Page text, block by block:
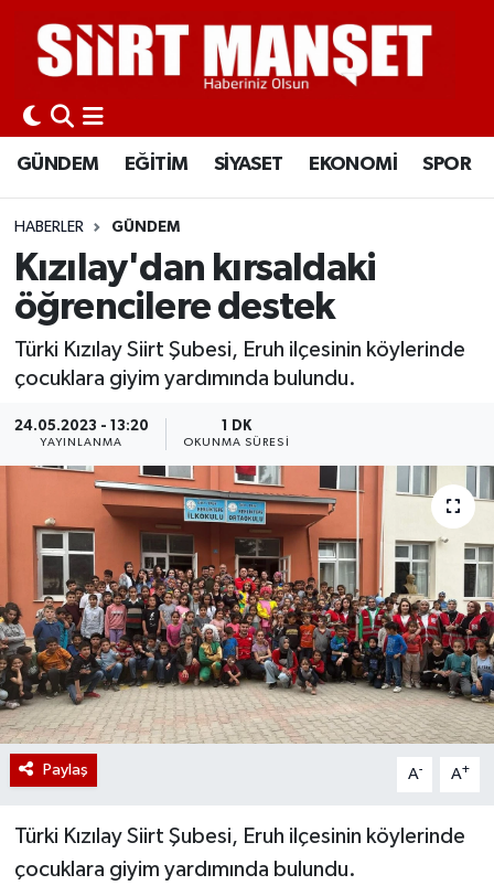
GÜNDEM EĞİTİM SİYASET EKONOMİ SPOR
HABERLER GÜNDEM
Kızılay'dan kırsaldaki
öğrencilere destek
Türki Kızılay Siirt Şubesi, Eruh ilçesinin köylerinde
çocuklara giyim yardımında bulundu.
24.05.2023 - 13:20
YAYINLANMA
1 DK
OKUNMA SÜRESI
Paylaş A- A+
Türki Kızılay Siirt Şubesi, Eruh ilçesinin köylerinde
çocuklara giyim yardımında bulundu.
GÜNDEM
EĞİTİM
SİYASET
EKONOMİ
SPOR
İLÇELER
KÜLTÜR-SANAT
SAĞLIK-YAŞAM
Siirt Nöbetçi Eczaneler
Siirt Hava Durumu
Siirt Namaz Vakitleri
Siirt Trafik Yoğunluk Haritası
Süper Lig Puan Durumu ve Fikstür
Tüm Manşetler
Son Dakika Haberleri
Haber Arşivi